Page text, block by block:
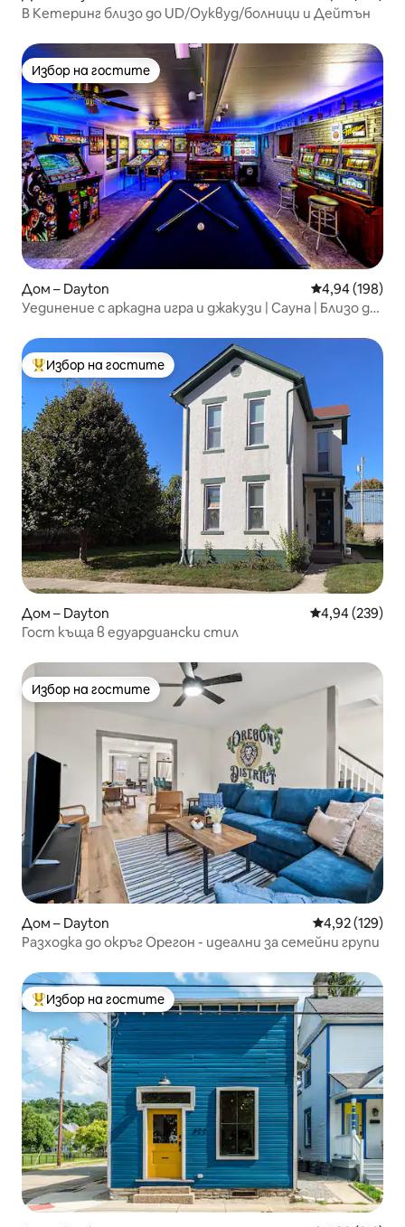
В Кетеринг близо до UD/Оуквуд/болници и Дейтън
Избор на гостите
Избор на гостите
Дом – Dayton Средна
4,94 (198)
Уединение с аркадна игра и джакузи | Сауна | Близо до
Най-популярен избор на гостите
Избор на гостите
Дом – Dayton Средна
4,94 (239)
Гост къща в едуардиански стил
Избор на гостите
Избор на гостите
Дом – Dayton Средна
4,92 (129)
Разходка до окръг Орегон - идеални за семейни групи
Най-популярен избор на гостите
Избор на гостите